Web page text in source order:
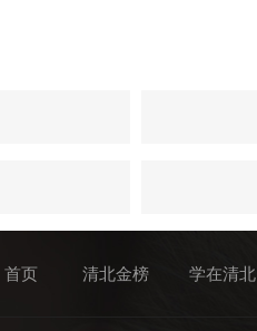
首页 清北金榜 学在清北